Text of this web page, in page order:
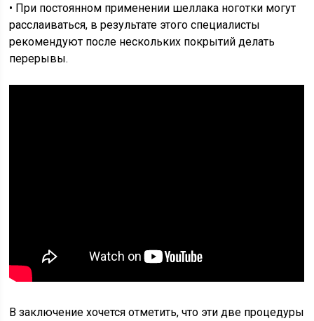
• При постоянном применении шеллака ноготки могут
расслаиваться, в результате этого специалисты
рекомендуют после нескольких покрытий делать
перерывы.
В заключение хочется отметить, что эти две процедуры